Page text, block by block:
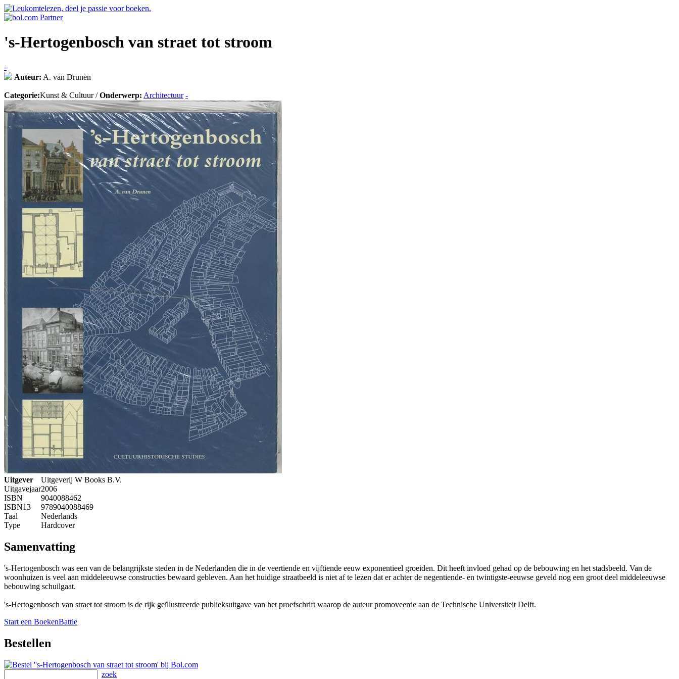
's-Hertogenbosch van straet tot stroom
-
Auteur: A. van Drunen
Categorie:Kunst & Cultuur /Onderwerp: Architectuur -
Uitgever
Uitgeverij W Books B.V.
Uitgavejaar2006
ISBN
9040088462
ISBN13
9789040088469
Taal
Nederlands
Type
Hardcover
Samenvatting
's-Hertogenbosch was een van de belangrijkste steden in de Nederlanden die in de veertiende en vijftiende eeuw exponentieel groeiden. Dit heeft invloed gehad op de bebouwing en het stadsbeeld. Van de
woonhuizen is veel aan middeleeuwse constructies bewaard gebleven. Aan het huidige straatbeeld is niet af te lezen dat er achter de negentiende- en twintigste-eeuwse geveld nog een groot deel middeleeuwse
bebouwing schuilgaat.
's-Hertogenbosch van straet tot stroom is de rijk geïllustreerde publieksuitgave van het proefschrift waarop de auteur promoveerde aan de Technische Universiteit Delft.
Start een BoekenBattle
Bestellen
zoek